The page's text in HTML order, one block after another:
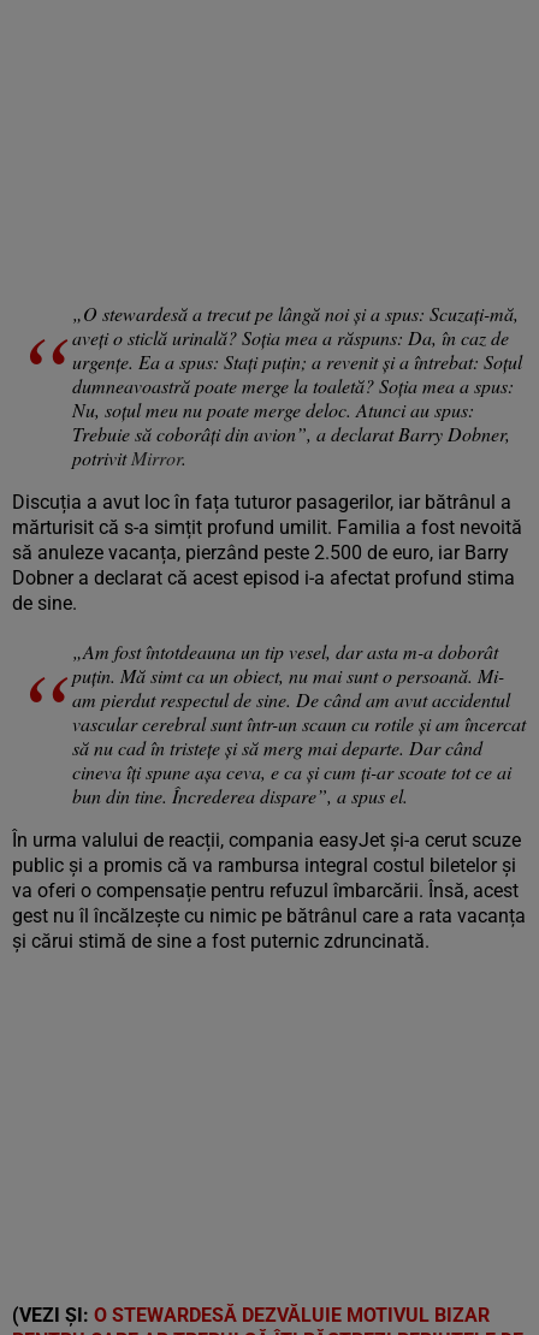
„O stewardesă a trecut pe lângă noi și a spus: Scuzați-mă,
aveți o sticlă urinală? Soția mea a răspuns: Da, în caz de
urgențe. Ea a spus: Stați puțin; a revenit și a întrebat: Soțul
dumneavoastră poate merge la toaletă? Soția mea a spus:
Nu, soțul meu nu poate merge deloc. Atunci au spus:
Trebuie să coborâți din avion”, a declarat Barry Dobner,
potrivitMirror.
Discuția a avut loc în fața tuturor pasagerilor, iar bătrânul a
mărturisit că s-a simțit profund umilit. Familia a fost nevoită
să anuleze vacanța, pierzând peste 2.500 de euro, iar Barry
Dobner a declarat că acest episod i-a afectat profund stima
de sine.
„Am fost întotdeauna un tip vesel, dar asta m-a doborât
puțin. Mă simt ca un obiect, nu mai sunt o persoană. Mi-
am pierdut respectul de sine. De când am avut accidentul
vascular cerebral sunt într-un scaun cu rotile și am încercat
să nu cad în tristețe și să merg mai departe. Dar când
cineva îți spune așa ceva, e ca și cum ți-ar scoate tot ce ai
bun din tine. Încrederea dispare”, a spus el.
În urma valului de reacții, compania easyJet și-a cerut scuze
public și a promis că va rambursa integral costul biletelor și
va oferi o compensație pentru refuzul îmbarcării. Însă, acest
gest nu îl încălzește cu nimic pe bătrânul care a rata vacanța
și cărui stimă de sine a fost puternic zdruncinată.
(VEZI ȘI: O STEWARDESĂ DEZVĂLUIE MOTIVUL BIZAR